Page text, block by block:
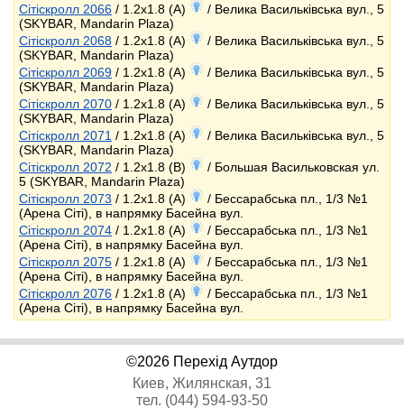
Сітіскролл 2066 / 1.2x1.8 (A)
/ Велика Васильківська вул., 5
(SKYBAR, Mandarin Plaza)
Сітіскролл 2068 / 1.2x1.8 (A)
/ Велика Васильківська вул., 5
(SKYBAR, Mandarin Plaza)
Сітіскролл 2069 / 1.2x1.8 (A)
/ Велика Васильківська вул., 5
(SKYBAR, Mandarin Plaza)
Сітіскролл 2070 / 1.2x1.8 (A)
/ Велика Васильківська вул., 5
(SKYBAR, Mandarin Plaza)
Сітіскролл 2071 / 1.2x1.8 (A)
/ Велика Васильківська вул., 5
(SKYBAR, Mandarin Plaza)
Сітіскролл 2072 / 1.2x1.8 (B)
/ Большая Васильковская ул.
5 (SKYBAR, Mandarin Plaza)
Сітіскролл 2073 / 1.2x1.8 (A)
/ Бессарабська пл., 1/3 №1
(Арена Сіті), в напрямку Басейна вул.
Сітіскролл 2074 / 1.2x1.8 (A)
/ Бессарабська пл., 1/3 №1
(Арена Сіті), в напрямку Басейна вул.
Сітіскролл 2075 / 1.2x1.8 (A)
/ Бессарабська пл., 1/3 №1
(Арена Сіті), в напрямку Басейна вул.
Сітіскролл 2076 / 1.2x1.8 (A)
/ Бессарабська пл., 1/3 №1
(Арена Сіті), в напрямку Басейна вул.
©2026 Перехід Аутдор
Киев, Жилянская, 31
тел. (044) 594-93-50